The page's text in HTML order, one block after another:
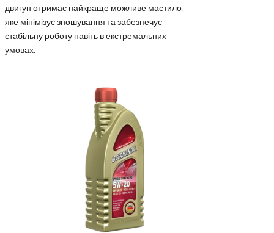
двигун отримає найкраще можливе мастило,
яке мінімізує зношування та забезпечує
стабільну роботу навіть в екстремальних
умовах.